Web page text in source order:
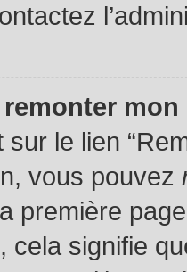
sur le lien
vous pouvez
première
cela signifie